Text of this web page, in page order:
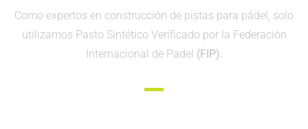
Como expertos en construcción de pistas para pádel, solo
utilizamos Pasto Sintético Verificado por la Federación
Internacional de Padel (FIP).